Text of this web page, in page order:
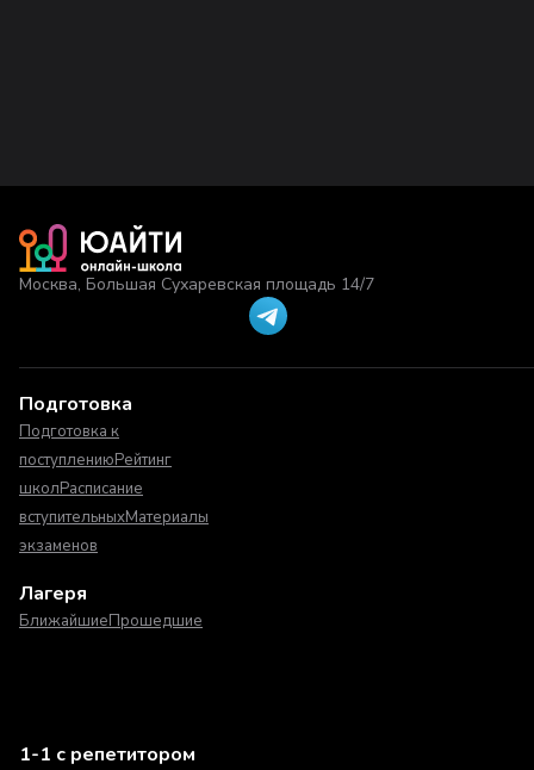
Москва, Большая Сухаревская площадь 14/7
Подготовка
Подготовка к
поступлениюРейтинг
школРасписание
вступительныхМатериалы
экзаменов
Лагеря
БлижайшиеПрошедшие
1-1 с репетитором